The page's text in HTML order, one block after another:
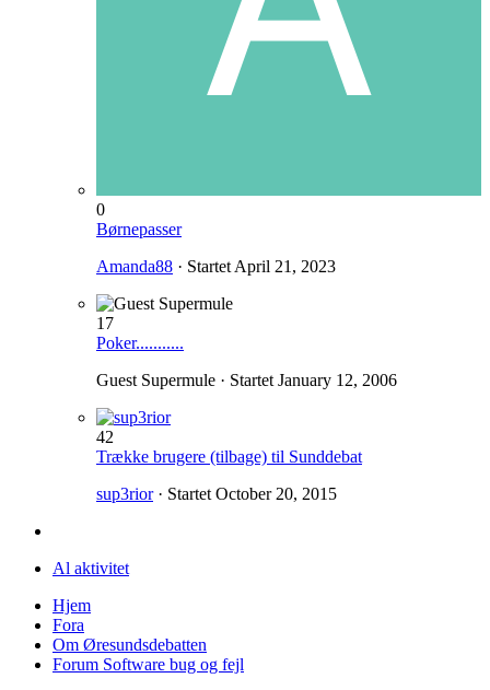
0
Børnepasser
Amanda88 · Startet April 21, 2023
17
Poker...........
Guest Supermule · Startet January 12, 2006
42
Trække brugere (tilbage) til Sunddebat
sup3rior· Startet October 20, 2015
Al aktivitet
Hjem
Fora
Om Øresundsdebatten
Forum Software bug og fejl